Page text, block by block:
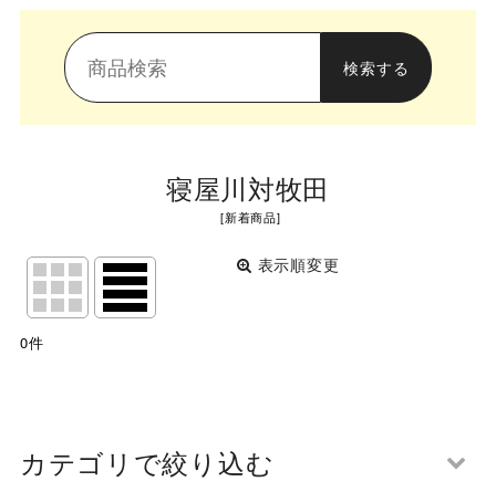
寝屋川対牧田
[新着商品]
表示順変更
表示数
0件
カテゴリで絞り込む